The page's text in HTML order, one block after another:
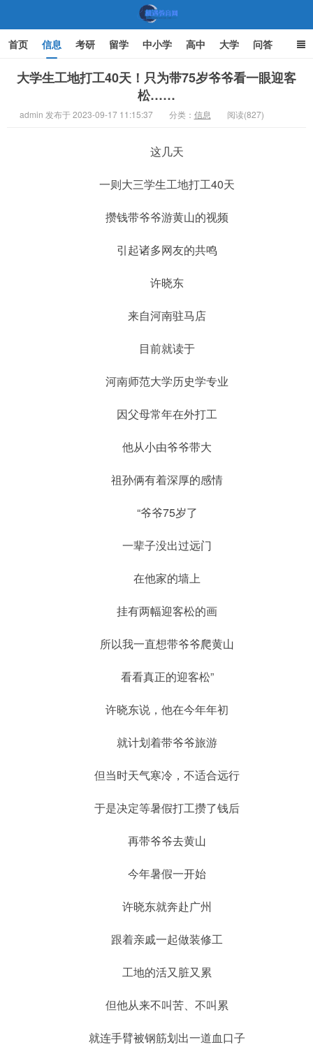
机遇教育网
首页 信息 考研 留学 中小学 高中 大学 问答
文化 家庭教育
大学生工地打工40天！只为带75岁爷爷看一眼迎客
松……
admin 发布于 2023-09-17 11:15:37 分类： 信息 阅读(827)
这几天
一则大三学生工地打工40天
攒钱带爷爷游黄山的视频
引起诸多网友的共鸣
许晓东
来自河南驻马店
目前就读于
河南师范大学历史学专业
因父母常年在外打工
他从小由爷爷带大
祖孙俩有着深厚的感情
“爷爷75岁了
一辈子没出过远门
在他家的墙上
挂有两幅迎客松的画
所以我一直想带爷爷爬黄山
看看真正的迎客松”
许晓东说，他在今年年初
就计划着带爷爷旅游
但当时天气寒冷，不适合远行
于是决定等暑假打工攒了钱后
再带爷爷去黄山
今年暑假一开始
许晓东就奔赴广州
跟着亲戚一起做装修工
工地的活又脏又累
但他从来不叫苦、不叫累
就连手臂被钢筋划出一道血口子